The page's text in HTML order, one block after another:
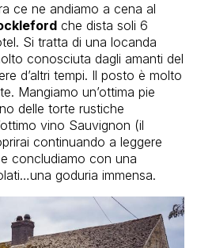
ce ne andiamo a cena al
che dista soli 6
Si tratta di una locanda
conosciuta dagli amanti del
d’altri tempi. Il posto è molto
Mangiamo un’ottima pie
delle torte rustiche
vino Sauvignon (il
continuando a leggere
concludiamo con una
goduria immensa.